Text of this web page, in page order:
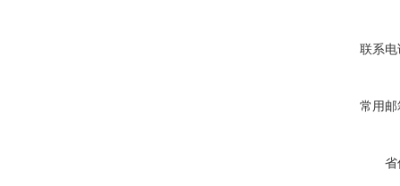
联系电
常用邮
省